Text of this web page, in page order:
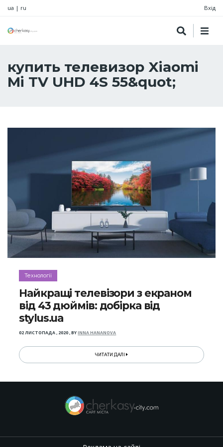
ua | ru Вхід
купить телевизор Xiaomi
Mi TV UHD 4S 55&quot;
Технології
Найкращі телевізори з екраном
від 43 дюймів: добірка від
stylus.ua
02 ЛИСТОПАДА , 2020,BYINNA HANANOVA
ЧИТАТИ ДАЛІ